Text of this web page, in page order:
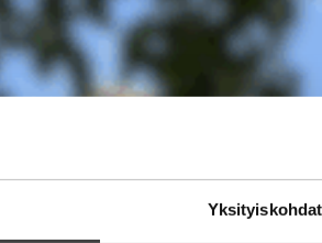
Yksityiskohdat